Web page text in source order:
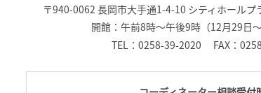
〒940-0062 長岡市大手通1-4-10 シティホールプ
開館：午前8時～午後9時（12月29日
TEL： 0258-39-2020 FAX：